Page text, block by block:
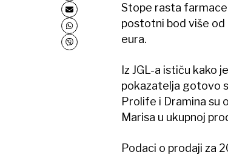
Stope rasta
postotni bod više od
eura.
Iz JGL-a ističu kako
pokazatelja gotovo
Prolife i Dramina su
Marisa u ukupnoj
Podaci o prodaji za